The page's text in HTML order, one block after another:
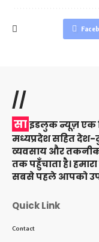
//
साइडलुक न्यूज़ एक
मध्यप्रदेश सहित देश-
व्यवसाय और तकनीक
तक पहुँचाता है।
सबसे पहले आपको
Quick Link
Contact